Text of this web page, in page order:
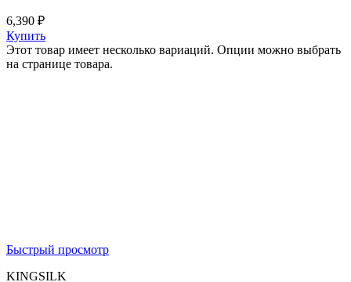
6,390 ₽
Купить
Этот товар имеет несколько вариаций. Опции можно выбрать
на странице товара.
Быстрый просмотр
KINGSILK